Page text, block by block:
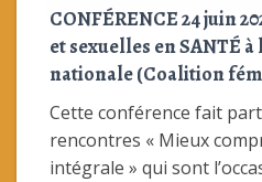
CONFÉRENCE 24 juin
et sexuelles en SANTÉ à
nationale (Coalition
Cette conférence fait
rencontres « Mieux
intégrale » qui sont